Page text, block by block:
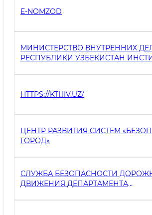
E-NOMZOD
МИНИСТЕРСТВО ВНУТРЕННИХ
РЕСПУБЛИКИ УЗБЕКИСТАН
HTTPS://KTI.IIV.UZ/
ЦЕНТР РАЗВИТИЯ СИСТЕМ
ГОРОД»
СЛУЖБА БЕЗОПАСНОСТИ
ДВИЖЕНИЯ ДЕПАРТАМЕНТА
РЕСПУБЛИКИ УЗБЕКИСТАН